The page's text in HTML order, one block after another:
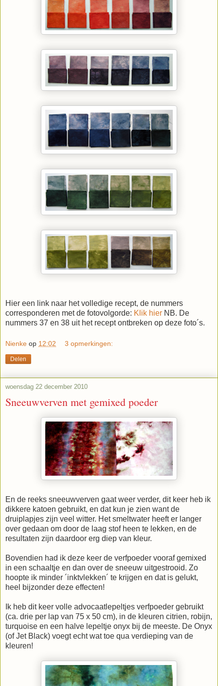
Hier een link naar het volledige recept, de nummers
corresponderen met de fotovolgorde: Klik hier NB. De
nummers 37 en 38 uit het recept ontbreken op deze foto´s.
Nienke op 12:02 3 opmerkingen:
Delen
woensdag 22 december 2010
Sneeuwverven met gemixed poeder
En de reeks sneeuwverven gaat weer verder, dit keer heb ik
dikkere katoen gebruikt, en dat kun je zien want de
druiplapjes zijn veel witter. Het smeltwater heeft er langer
over gedaan om door de laag stof heen te lekken, en de
resultaten zijn daardoor erg diep van kleur.
Bovendien had ik deze keer de verfpoeder vooraf gemixed
in een schaaltje en dan over de sneeuw uitgestrooid. Zo
hoopte ik minder ´inktvlekken´ te krijgen en dat is gelukt,
heel bijzonder deze effecten!
Ik heb dit keer volle advocaatlepeltjes verfpoeder gebruikt
(ca. drie per lap van 75 x 50 cm), in de kleuren citrien, robijn,
turquoise en een halve lepeltje onyx bij de meeste. De Onyx
(of Jet Black) voegt echt wat toe qua verdieping van de
kleuren!